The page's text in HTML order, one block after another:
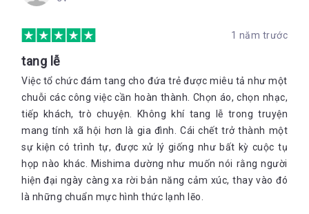
1 năm trước
tang lễ
Việc tổ chức đám tang cho đứa trẻ được miêu tả như một
chuỗi các công việc cần hoàn thành. Chọn áo, chọn nhạc,
tiếp khách, trò chuyện. Không khí tang lễ trong truyện
mang tính xã hội hơn là gia đình. Cái chết trở thành một
sự kiện có trình tự, được xử lý giống như bất kỳ cuộc tụ
họp nào khác. Mishima dường như muốn nói rằng người
hiện đại ngày càng xa rời bản năng cảm xúc, thay vào đó
là những chuẩn mực hình thức lạnh lẽo.